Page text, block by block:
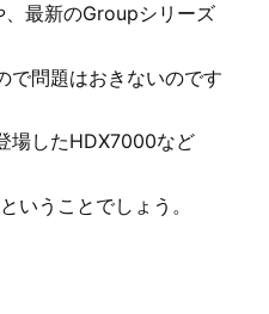
最新のGroupシリーズ
で問題はおきないのです
場したHDX7000など
いうことでしょう。